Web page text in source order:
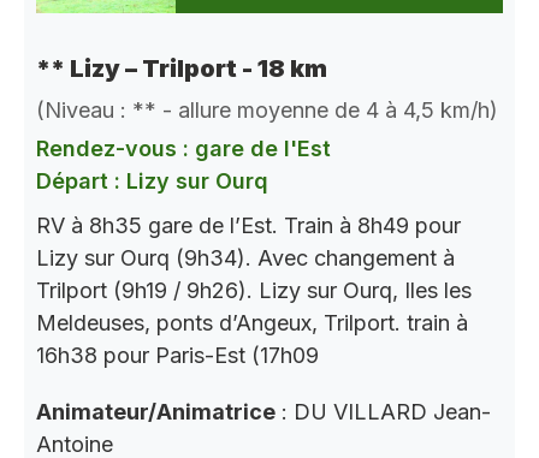
** Lizy – Trilport - 18 km
(Niveau : ** - allure moyenne de 4 à 4,5 km/h)
Rendez-vous : gare de l'Est
Départ : Lizy sur Ourq
RV à 8h35 gare de l’Est. Train à 8h49 pour
Lizy sur Ourq (9h34). Avec changement à
Trilport (9h19 / 9h26). Lizy sur Ourq, Iles les
Meldeuses, ponts d’Angeux, Trilport. train à
16h38 pour Paris-Est (17h09
Animateur/Animatrice : DU VILLARD Jean-
Antoine